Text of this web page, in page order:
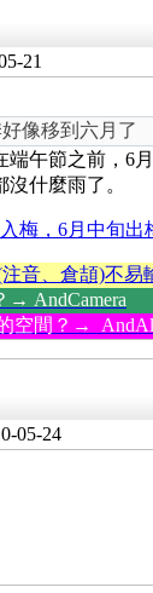
21
像移到六月了
端午節之前，6
什麼雨了。
梅，6月中旬出
音、倉頡)不易
→ AndCamera
空間？→
05-24